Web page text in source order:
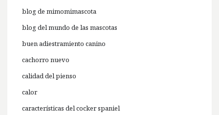
blog de mimomimascota
blog del mundo de las mascotas
buen adiestramiento canino
cachorro nuevo
calidad del pienso
calor
características del cocker spaniel